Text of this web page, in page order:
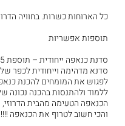
כל הארוחות כשרות. בחוויה
תוספות אפשריות
סדנת כנאפה ייחודית – תוספת 55 ₪ לאדם
סדנא מדהימה וייחודית לכפר
לפגוש את המומחים להכנת
ללמוד ולהתנסות בהכנה נכונה
הכנאפה הטעימה מהבית הדרוזי,
והכי חשוב לטרוף את הכנאפה !!!!